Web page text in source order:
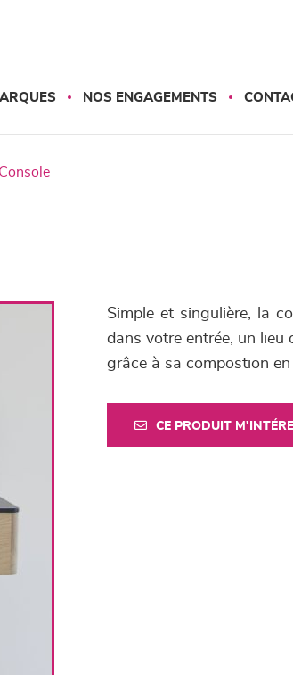
NOS ENGAGEMENTS
console
Simple et singulière, la
dans votre entrée, un lieu
grâce à sa compostion
CE PRODUIT